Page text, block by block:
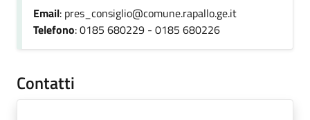
Email: pres_consiglio@comune.rapallo.ge.it
Telefono: 0185 680229 - 0185 680226
Contatti